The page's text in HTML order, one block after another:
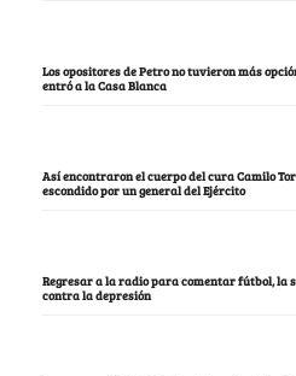
Los opositores de Petro no tuvieron más
entró a la Casa Blanca
Así encontraron el cuerpo del cura Camilo
escondido por un general del Ejército
Regresar a la radio para comentar fútbol, la
contra la depresión